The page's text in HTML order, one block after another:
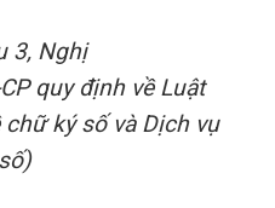
3, Nghị
quy định về Luật
ký số và Dịch vụ